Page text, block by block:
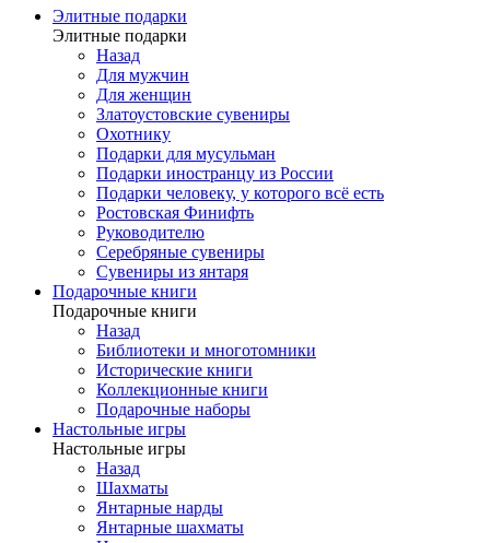
Элитные подарки
Элитные подарки
Назад
Для мужчин
Для женщин
Златоустовские сувениры
Охотнику
Подарки для мусульман
Подарки иностранцу из России
Подарки человеку, у которого всё есть
Ростовская Финифть
Руководителю
Серебряные сувениры
Сувениры из янтаря
Подарочные книги
Подарочные книги
Назад
Библиотеки и многотомники
Исторические книги
Коллекционные книги
Подарочные наборы
Настольные игры
Настольные игры
Назад
Шахматы
Янтарные нарды
Янтарные шахматы